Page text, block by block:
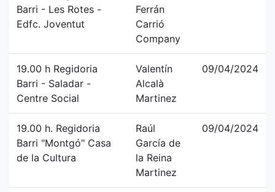
Barri - Les Rotes -
Edfc. Joventut
Ferrán
Carrió
Company
19.00 h Regidoria
Barri - Saladar -
Centre Social
Valentín
Alcalà
Martinez
09/04/2024
19.00 h. Regidoria
Barri "Montgó" Casa
de la Cultura
Raúl
García de
la Reina
Martinez
09/04/2024